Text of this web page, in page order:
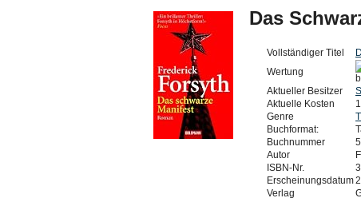
Das
Vollständiger Titel
Wertung
Aktueller Besitzer
Aktuelle Kosten
Genre
Buchformat:
Buchnummer
Autor
ISBN-Nr.
Erscheinungsdatum
Verlag